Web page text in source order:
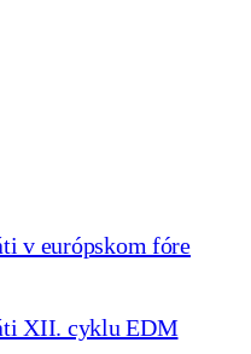
v európskom fóre
XII. cyklu EDM